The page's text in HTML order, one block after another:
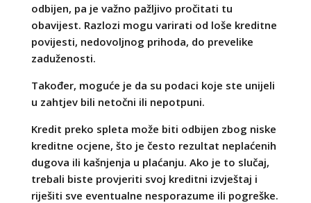
odbijen, pa je važno pažljivo pročitati tu
obavijest. Razlozi mogu varirati od loše kreditne
povijesti, nedovoljnog prihoda, do prevelike
zaduženosti.
Također, moguće je da su podaci koje ste unijeli
u zahtjev bili netočni ili nepotpuni.
Kredit preko spleta može biti odbijen zbog niske
kreditne ocjene, što je često rezultat neplaćenih
dugova ili kašnjenja u plaćanju. Ako je to slučaj,
trebali biste provjeriti svoj kreditni izvještaj i
riješiti sve eventualne nesporazume ili pogreške.